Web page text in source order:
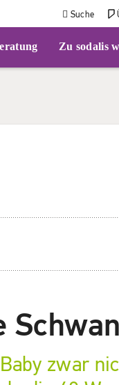
Suche
Zu sodalis
zwar